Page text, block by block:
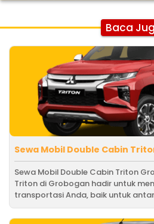
Baca
Sewa Mobil Double Cabin
Sewa Mobil Double Cabin Triton
Triton di Grobogan hadir untuk
transportasi Anda, baik untuk